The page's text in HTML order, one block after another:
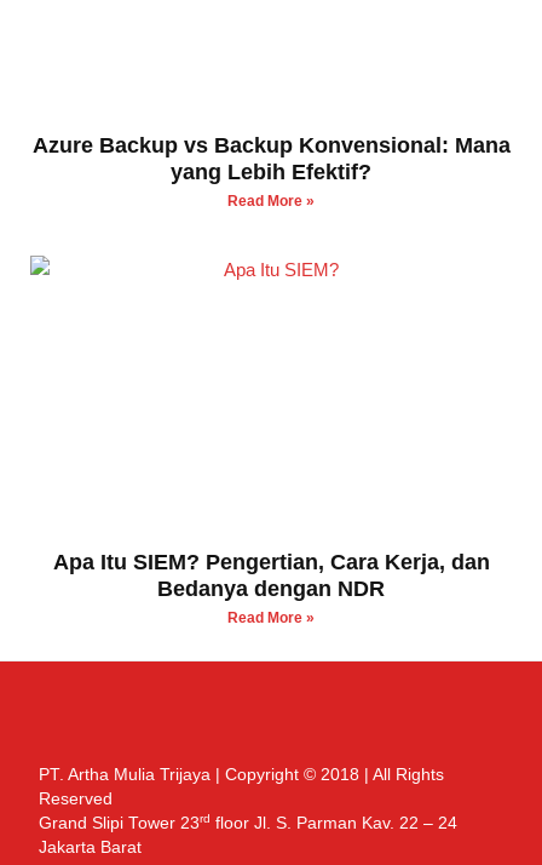
Azure Backup vs Backup Konvensional: Mana
yang Lebih Efektif?
Read More »
Apa Itu SIEM? Pengertian, Cara Kerja, dan
Bedanya dengan NDR
Read More »
PT. Artha Mulia Trijaya | Copyright © 2018 | All Rights
Reserved
Grand Slipi Tower 23rd floor Jl. S. Parman Kav. 22 – 24
Jakarta Barat